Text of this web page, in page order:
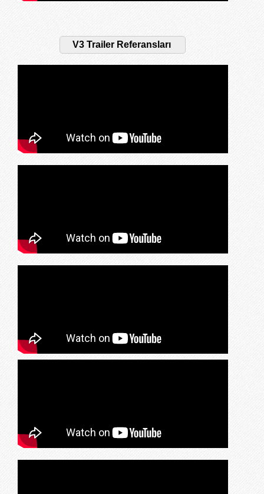
V3 Trailer Referansları